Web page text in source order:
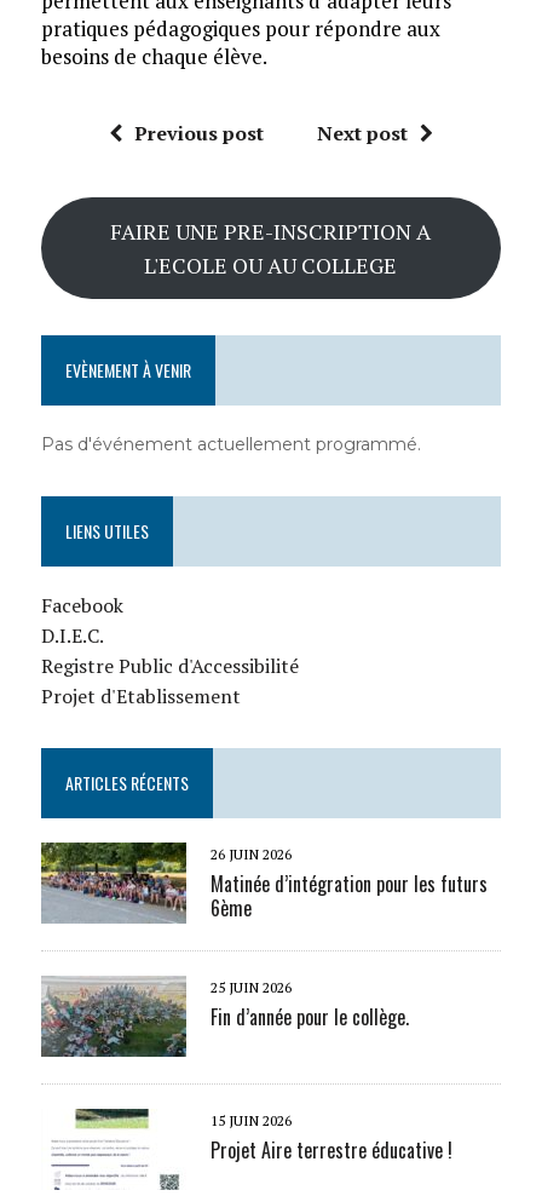
pratiques pédagogiques pour répondre aux
besoins de chaque élève.
Previous post Next post
FAIRE UNE PRE-INSCRIPTION A
L'ECOLE OU AU COLLEGE
EVÈNEMENT À VENIR
Pas d'événement actuellement programmé.
LIENS UTILES
Facebook
D.I.E.C.
Registre Public d'Accessibilité
Projet d'Etablissement
ARTICLES RÉCENTS
26 JUIN 2026
Matinée d’intégration pour les futurs
6ème
25 JUIN 2026
Fin d’année pour le collège.
15 JUIN 2026
Projet Aire terrestre éducative !